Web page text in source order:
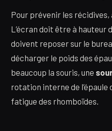
Pour prévenir les récidives,
L’écran doit être à hauteur
doivent reposer sur le
décharger le poids des
beaucoup la souris, une
rotation interne de
fatigue des rhomboïdes.